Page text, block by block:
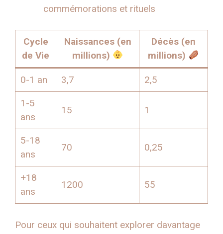
commémorations et rituels
Cycle
de Vie
Naissances (en
millions)
Décès (en
millions)
0-1 an 3,7 2,5
1-5
ans
15 1
5-18
ans
70 0,25
+18
ans
1200 55
Pour ceux qui souhaitent explorer davantage